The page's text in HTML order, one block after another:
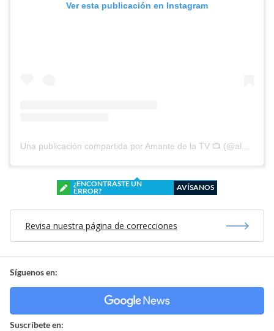
Ver esta publicación en Instagram
Una publicación compartida por Amante de la TV 📺 (@alguien_te_observa)
¿ENCONTRASTE UN
ERROR?
AVÍSANOS
Revisa nuestra página de correcciones
Síguenos en:
Suscríbete en: